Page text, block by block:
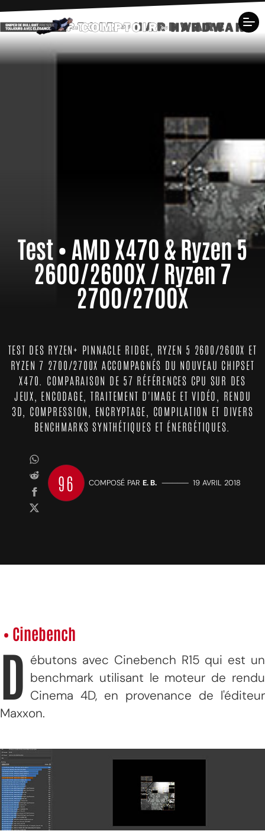
Test • AMD X470 & Ryzen 5
2600/2600X / Ryzen 7
2700/2700X
TEST DES RYZEN+ PINNACLE RIDGE, RYZEN 5 2600/2600X ET
RYZEN 7 2700/2700X ACCOMPAGNÉS DU NOUVEAU CHIPSET
X470. COMPARAISON DE 57 RÉFÉRENCES CPU SUR DES
JEUX, ENCODAGE, TRAITEMENT D'IMAGE ET VIDÉO, RENDU
3D, COMPRESSION, ENCRYPTAGE, COMPILATION ET DIVERS
BENCHMARKS SYNTHÉTIQUES ET ÉNERGÉTIQUES.
96 COMPOSÉ PAR E. B. ————— 19 AVRIL 2018
• Cinebench
D ébutons avec Cinebench R15 qui est un
benchmark utilisant le moteur de rendu
Cinema 4D, en provenance de l'éditeur
Maxxon.